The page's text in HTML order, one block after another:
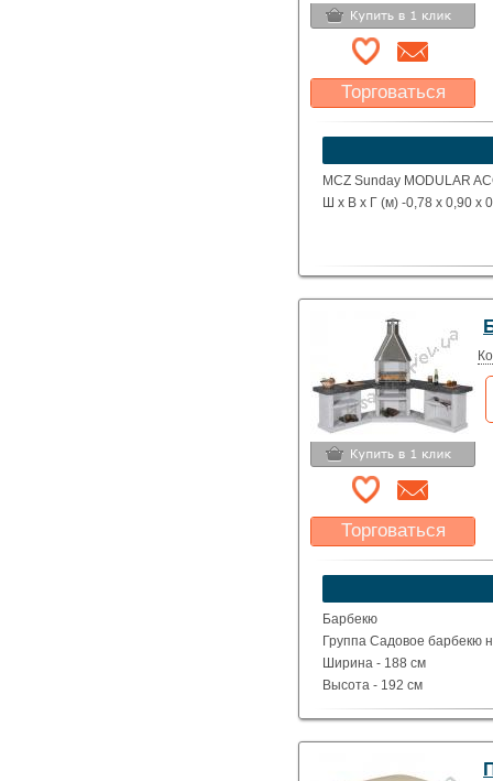
Торговаться
Какая цена Вас
устроит?
Указать цену
MCZ Sunday MODULAR
Ш х В х Г (м) -0,78 х 0,90 х
Торговаться
Какая цена Вас
устроит?
Указать цену
Барбекю
Группа Садовое барбекю
Ширина - 188 см
Высота - 192 см
Глубина - 188 см